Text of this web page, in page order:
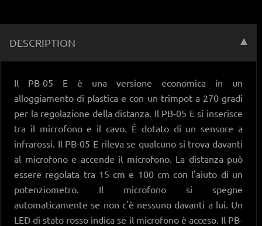
DESCRIPTION
Il PB-05 E è una versione economica in un
alloggiamento di plastica e con un trimpot a 270 gradi
per la regolazione della distanza. Il PB-05 E si inserisce
tra il microfono e il cavo. È dotato di un sensore a
infrarossi. Il PB-05 E rileva se qualcuno si trova davanti
al microfono e accende il microfono. La distanza può
essere regolata tra 15 cm e 100 cm con l'aiuto di un
potenziometro. Il microfono si spegne
automaticamente se non c'è nessuno davanti a lui. Un
LED di stato rosso indica se il microfono è acceso. Il PB-